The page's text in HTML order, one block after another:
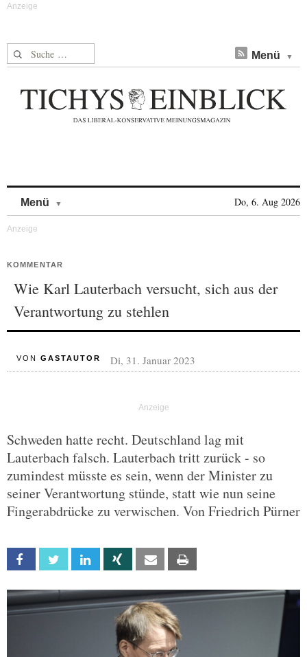
Suche nach: Menü
Menü Do, 6. Aug 2026
KOMMENTAR
Wie Karl Lauterbach versucht, sich aus der
Verantwortung zu stehlen
VON GASTAUTOR Di, 31. Januar 2023
Schweden hatte recht. Deutschland lag mit
Lauterbach falsch. Lauterbach tritt zurück - so
zumindest müsste es sein, wenn der Minister zu
seiner Verantwortung stünde, statt wie nun seine
Fingerabdrücke zu verwischen. Von Friedrich Pürner
Facebook Twitter Linkedin Xing Email